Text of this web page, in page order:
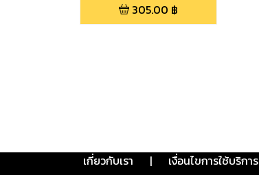
305.00 ฿
เกี่ยวกับเรา | เงื่อนไขการใช้บริการ